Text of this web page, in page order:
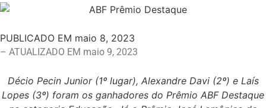
PUBLICADO EM maio 8, 2023
– ATUALIZADO EM maio 9, 2023
Décio Pecin Junior (1º lugar), Alexandre Davi (2º) e Laís
Lopes (3º) foram os ganhadores do Prêmio ABF Destaque